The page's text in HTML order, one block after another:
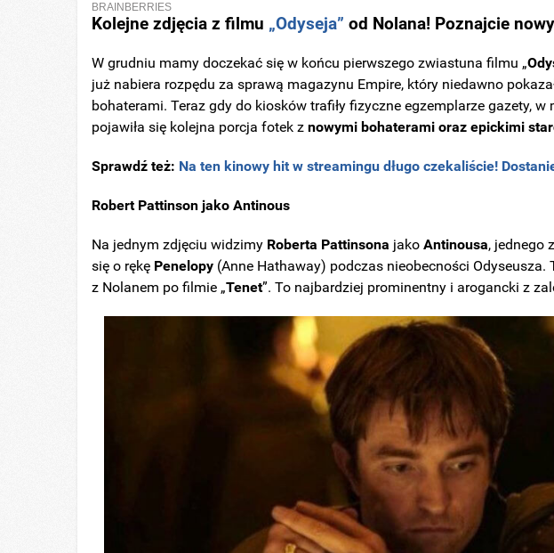
Kolejne zdjęcia z filmu „Odyseja” od Nolana! Poznajcie
W grudniu mamy doczekać się w końcu pierwszego zwiastuna filmu „
już nabiera rozpędu za sprawą magazynu Empire, który niedawno
bohaterami. Teraz gdy do kiosków trafiły fizyczne egzemplarze gazety, w
pojawiła się kolejna porcja fotek znowymi bohaterami oraz epickimi
Sprawdź też: Na ten kinowy hit w streamingu długo czekaliście!
Robert Pattinson jako Antinous
Na jednym zdjęciu widzimy Roberta Pattinsona jakoAntinousa, jednego
się o rękę Penelopy (Anne Hathaway) podczas nieobecności Odyseusza.
z Nolanem po filmie „Tenet”. To najbardziej prominentny i arogancki z